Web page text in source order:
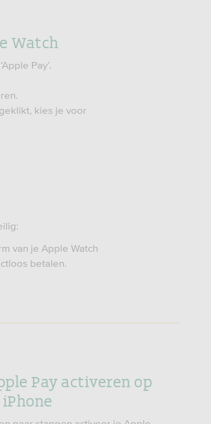
Watch
Pay’.
kies je voor
van je Apple Watch
betalen.
Pay activeren op